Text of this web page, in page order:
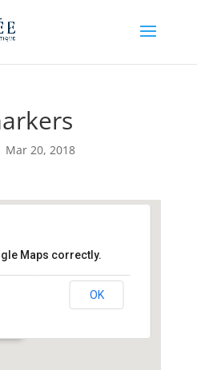
Mar 20, 2018
Maps correctly.
OK